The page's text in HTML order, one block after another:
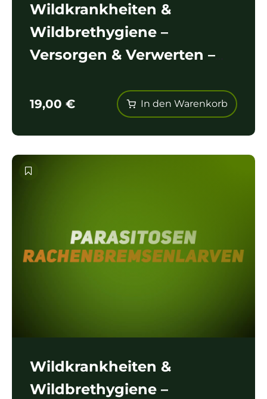
Wildkrankheiten &
Wildbrethygiene –
Versorgen & Verwerten –
Entsorgung
19,00 € In den Warenkorb
Wildkrankheiten &
Wildbrethygiene –